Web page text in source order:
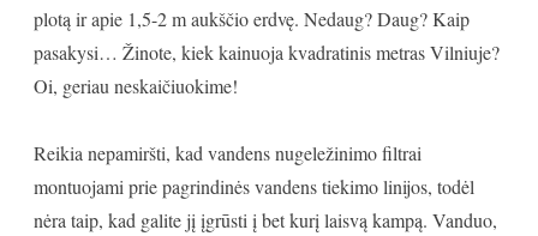
plotą ir apie 1,5-2 m aukščio erdvę. Nedaug? Daug? Kaip
pasakysi… Žinote, kiek kainuoja kvadratinis metras Vilniuje?
Oi, geriau neskaičiuokime!
Reikia nepamiršti, kad vandens nugeležinimo filtrai
montuojami prie pagrindinės vandens tiekimo linijos, todėl
nėra taip, kad galite jį įgrūsti į bet kurį laisvą kampą. Vanduo,